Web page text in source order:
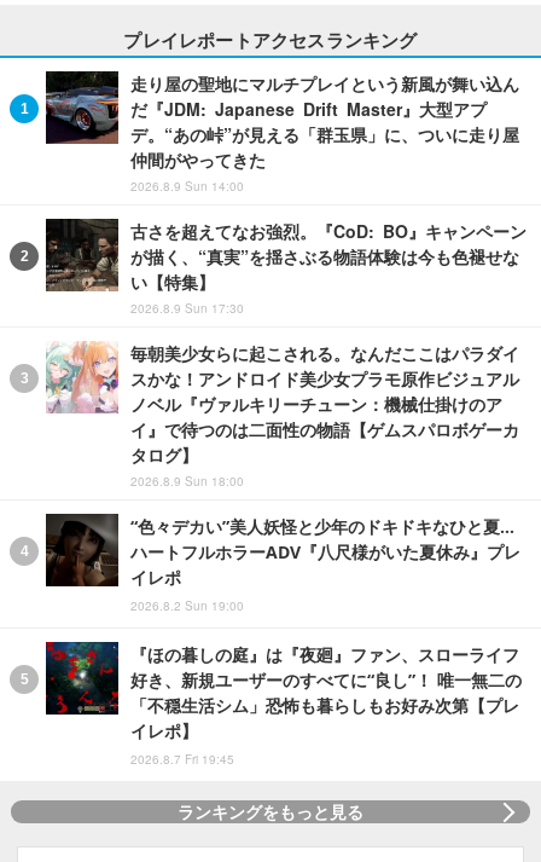
プレイレポートアクセスランキング
走り屋の聖地にマルチプレイという新風が舞い込ん
だ『JDM: Japanese Drift Master』大型アプ
デ。“あの峠”が見える「群玉県」に、ついに走り屋
仲間がやってきた
2026.8.9 Sun 14:00
古さを超えてなお強烈。『CoD: BO』キャンペーン
が描く、“真実”を揺さぶる物語体験は今も色褪せな
い【特集】
2026.8.9 Sun 17:30
毎朝美少女らに起こされる。なんだここはパラダイ
スかな！アンドロイド美少女プラモ原作ビジュアル
ノベル『ヴァルキリーチューン：機械仕掛けのア
イ』で待つのは二面性の物語【ゲムスパロボゲーカ
タログ】
2026.8.9 Sun 18:00
“色々デカい”美人妖怪と少年のドキドキなひと夏…
ハートフルホラーADV『八尺様がいた夏休み』プレ
イレポ
2026.8.2 Sun 19:00
『ほの暮しの庭』は『夜廻』ファン、スローライフ
好き、新規ユーザーのすべてに“良し”！ 唯一無二の
「不穏生活シム」恐怖も暮らしもお好み次第【プレ
イレポ】
2026.8.7 Fri 19:45
ランキングをもっと見る